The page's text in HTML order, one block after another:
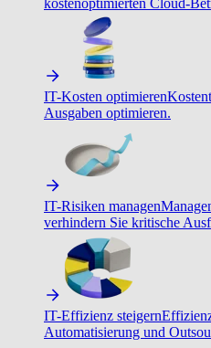
kostenoptimierten Cloud-
IT-Kosten optimieren
Ausgaben optimieren.
IT-Risiken managen
verhindern Sie kritische
IT-Effizienz steigern
Automatisierung und